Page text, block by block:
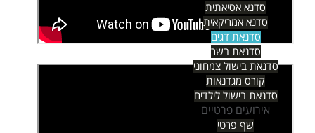
סדנא אסיאתית
סדנא אמריקאית
סדנאת דגים
סדנאת בשר
סדנאת בישול צמחוני
קורס מגדנאות
סדנאת בישול לילדים
אירועים פרטיים
שף פרטי